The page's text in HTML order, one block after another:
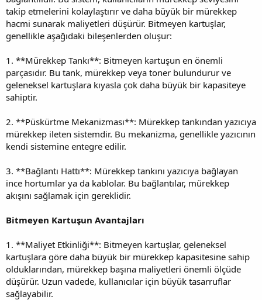
takip etmelerini kolaylaştırır ve daha büyük bir mürekkep
hacmi sunarak maliyetleri düşürür. Bitmeyen kartuşlar,
genellikle aşağıdaki bileşenlerden oluşur:
1. **Mürekkep Tankı**: Bitmeyen kartuşun en önemli
parçasıdır. Bu tank, mürekkep veya toner bulundurur ve
geleneksel kartuşlara kıyasla çok daha büyük bir kapasiteye
sahiptir.
2. **Püskürtme Mekanizması**: Mürekkep tankından yazıcıya
mürekkep ileten sistemdir. Bu mekanizma, genellikle yazıcının
kendi sistemine entegre edilir.
3. **Bağlantı Hattı**: Mürekkep tankını yazıcıya bağlayan
ince hortumlar ya da kablolar. Bu bağlantılar, mürekkep
akışını sağlamak için gereklidir.
Bitmeyen Kartuşun Avantajları
1. **Maliyet Etkinliği**: Bitmeyen kartuşlar, geleneksel
kartuşlara göre daha büyük bir mürekkep kapasitesine sahip
olduklarından, mürekkep başına maliyetleri önemli ölçüde
düşürür. Uzun vadede, kullanıcılar için büyük tasarruflar
sağlayabilir.